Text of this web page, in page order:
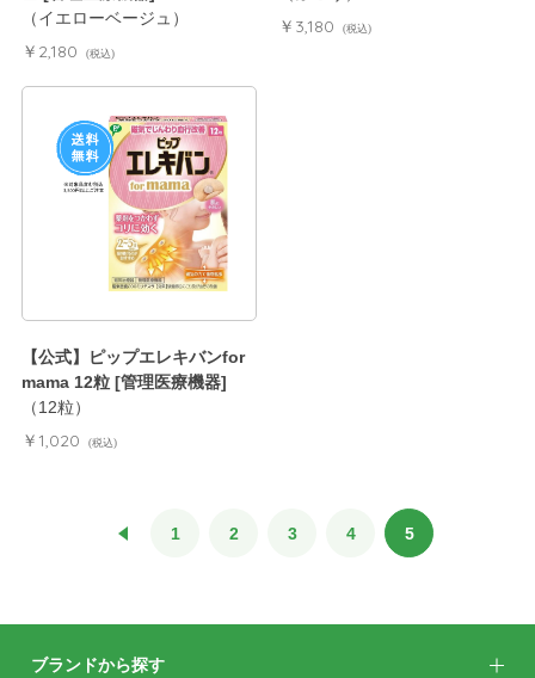
（イエローベージュ）
￥2,180 (税込)
￥3,180 (税込)
【公式】ピップエレキバンfor
mama 12粒 [管理医療機器]
（12粒）
￥1,020 (税込)
1 2 3 4 5
ブランドから探す